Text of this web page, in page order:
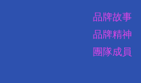
品牌故事
品牌精神
團隊成員